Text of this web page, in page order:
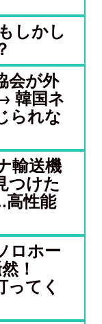
しかし
会が外
韓国ネ
られな
輸送機
つけた
高性能
ロホー
！
てく